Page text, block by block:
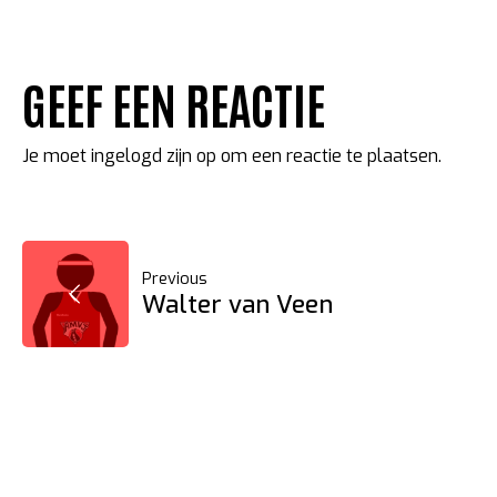
GEEF EEN REACTIE
Je moetingelogd zijn op om een reactie te plaatsen.
BERICHT
NAVIGATIE
Previous
Walter van Veen